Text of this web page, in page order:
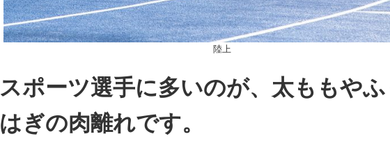
陸上
スポーツ選手に多いのが、太ももやふ
はぎの肉離れです。